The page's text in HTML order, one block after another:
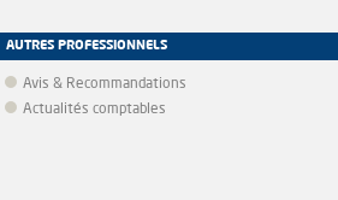
AUTRES PROFESSIONNELS
Avis & Recommandations
Actualités comptables